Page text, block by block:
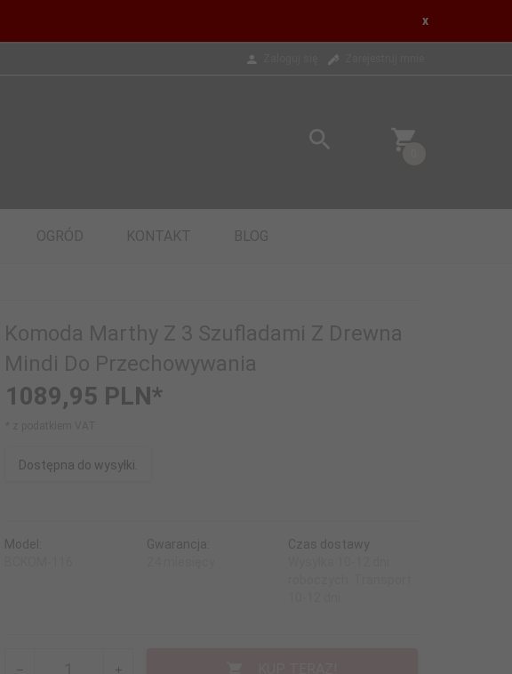
x
OGRÓD KONTAKT BLOG
Komoda Marthy Z 3 Szufladami Z Drewna
Mindi Do Przechowywania
1089,95 PLN*
Dostępna do wysyłki.
Model:
Gwarancja:
Czas dostawy